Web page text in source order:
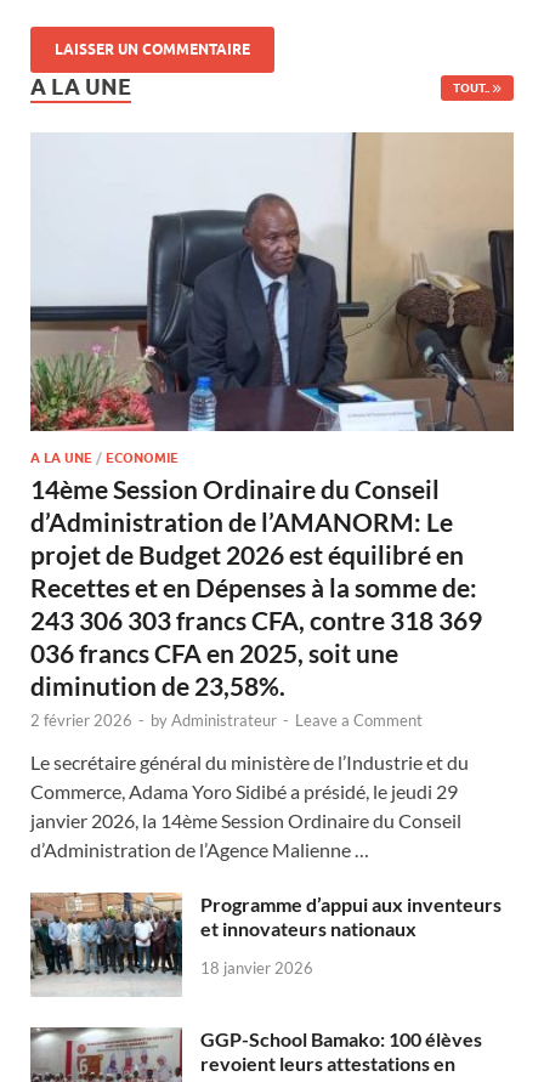
A LA UNE TOUT..
A LA UNE / ECONOMIE
14ème Session Ordinaire du Conseil
d’Administration de l’AMANORM: Le
projet de Budget 2026 est équilibré en
Recettes et en Dépenses à la somme de:
243 306 303 francs CFA, contre 318 369
036 francs CFA en 2025, soit une
diminution de 23,58%.
2 février 2026 - byAdministrateur - Leave a Comment
Le secrétaire général du ministère de l’Industrie et du
Commerce, Adama Yoro Sidibé a présidé, le jeudi 29
janvier 2026, la 14ème Session Ordinaire du Conseil
d’Administration de l’Agence Malienne …
Programme d’appui aux inventeurs
et innovateurs nationaux
18 janvier 2026
GGP-School Bamako: 100 élèves
revoient leurs attestations en